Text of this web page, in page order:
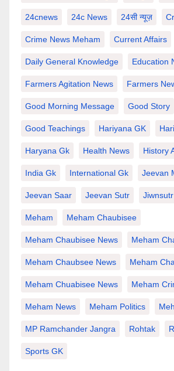
24cnews 24c News 24सी न्यूज़
Crime News Meham Current Affairs
Daily General Knowledge Education
Farmers Agitation News Farmers
Good Morning Message Good Story
Good Teachings Hariyana GK
Haryana Gk Health News History
India Gk International Gk Jeevan
Jeevan Saar Jeevan Sutr Jiwnsutr
Meham Meham Chaubisee
Meham Chaubisee News Meham
Meham Chaubsee News Meham
Meham Chuabisee News Meham
Meham News Meham Politics
MP Ramchander Jangra Rohtak
Sports GK